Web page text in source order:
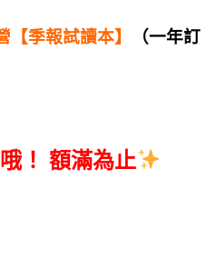
【季報試讀本】
（一年訂
！ 額滿為止